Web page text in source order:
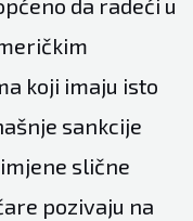
da radeći u
koji imaju isto
sankcije
slične
pozivaju na